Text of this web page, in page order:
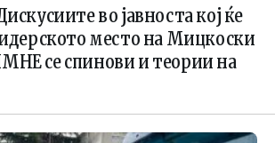
ПОДЕЛБИ
во јавноста кој ќе
место на Мицкоски
се спинови и теории на